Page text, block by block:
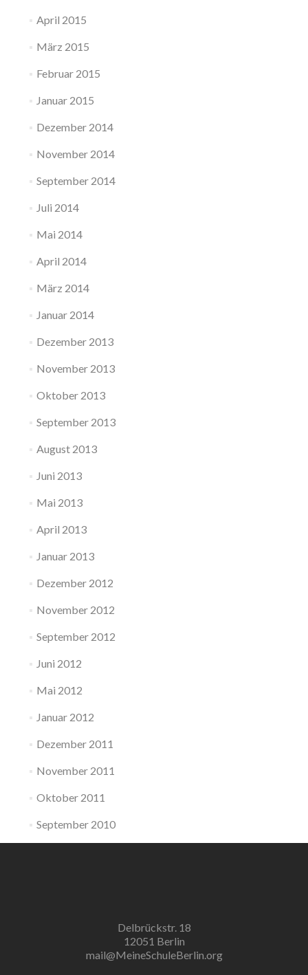
April 2015
März 2015
Februar 2015
Januar 2015
Dezember 2014
November 2014
September 2014
Juli 2014
Mai 2014
April 2014
März 2014
Januar 2014
Dezember 2013
November 2013
Oktober 2013
September 2013
August 2013
Juni 2013
Mai 2013
April 2013
Januar 2013
Dezember 2012
November 2012
September 2012
Juni 2012
Mai 2012
Januar 2012
Dezember 2011
November 2011
Oktober 2011
September 2010
Delbrückstr. 18
12051 Berlin
mail@MeineSchuleBerlin.org